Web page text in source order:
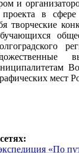
и
в
творческие
мест